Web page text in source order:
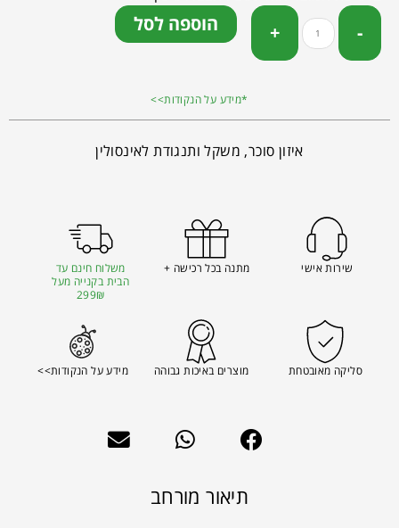
הוספה לסל
*מידע על הנקודות>>
איזון סוכר, משקל ותנגודת לאינסולין
שירות אישי מתנה בכל רכישה +
משלוח חינם עד
הבית בקנייה מעל
299₪
סליקה מאובטחת מוצרים באיכות גבוהה מידע על הנקודות>>
תיאור מורחב